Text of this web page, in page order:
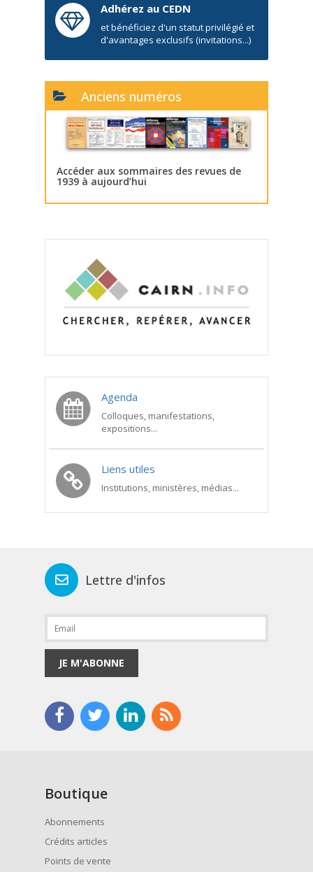
Adhérez au CEDN
et bénéficiez d'un statut privilégié et
d'avantages exclusifs (invitations...)
Anciens numéros
Accéder aux sommaires des revues de
1939 à aujourd’hui
Agenda
Colloques, manifestations,
expositions...
Liens utiles
Institutions, ministères, médias...
Lettre d'infos
JE M'ABONNE
Boutique
Abonnements
Crédits articles
Points de vente